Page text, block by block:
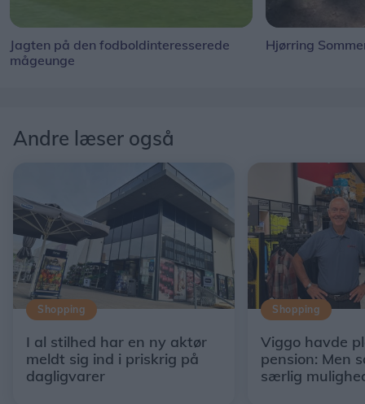
Jagten på den fodboldinteresserede
mågeunge
Hjørring
Andre læser også
Shopping
I al stilhed har en ny aktør
meldt sig ind i priskrig på
dagligvarer
Shopping
Viggo havde
pension: Men
særlig